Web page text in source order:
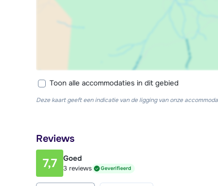
Toon alle accommodaties in dit gebied
Deze kaart geeft een indicatie van de ligging van onze
Reviews
7,7 Goed
3 reviews Geverifieerd